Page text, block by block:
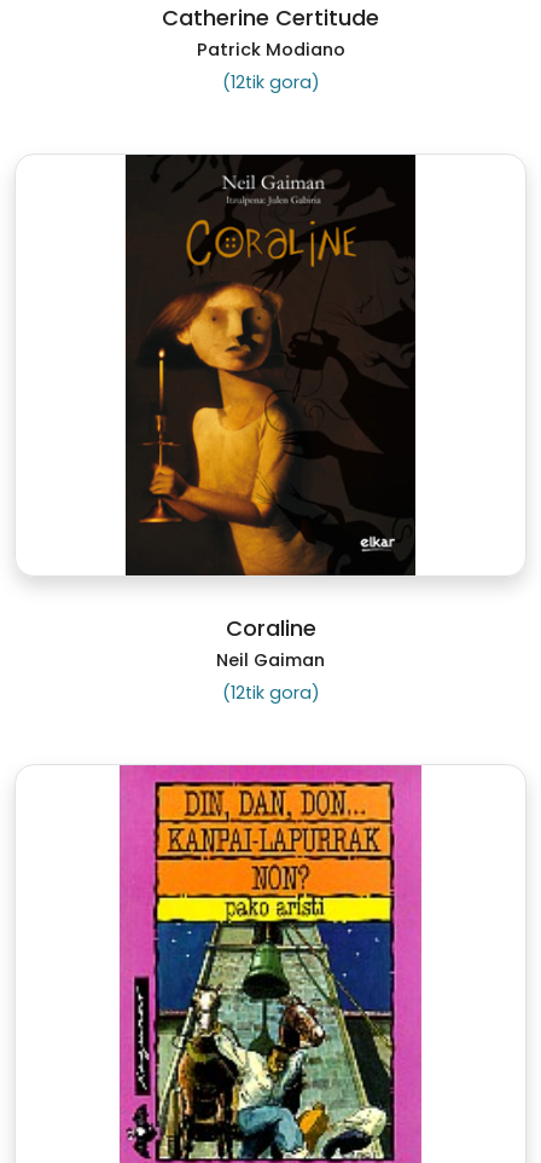
Catherine Certitude
Patrick Modiano
(12tik gora)
Coraline
Neil Gaiman
(12tik gora)